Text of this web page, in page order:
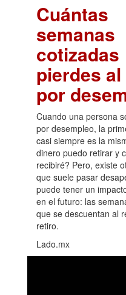
Cuántas
semanas
cotizadas
pierdes
por
Cuando una persona
por desempleo, la
casi siempre es la
dinero puedo retirar y
recibiré? Pero, existe
que suele pasar
puede tener un
en el futuro: las
que se descuentan al
retiro.
Lado.mx